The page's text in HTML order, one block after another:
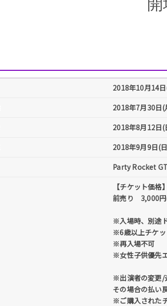
2018年10月14
2018年7月30日
2018年8月12日
2018年9月9日(
Party Rocket
【チケット価格】
前売り 3,000円
※入場時、別途
※6歳以上チケ
※再入場不可
※女性子供優先
※出演者の変更/
その場合の払い
※ご購入された